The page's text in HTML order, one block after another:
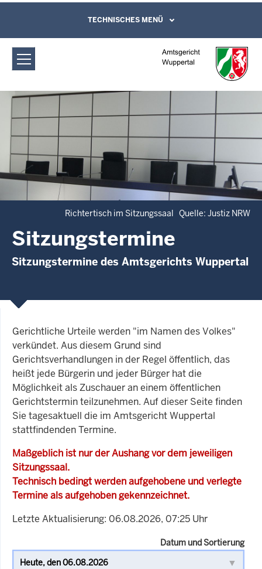
Amtsgericht Wuppertal:
Sitzungstermine
Direkt zum Inhalt
Leichte Sprache, Gebärdensprachenvideo
und Kontaktformular
TECHNISCHES MENÜ
Richtertisch im Sitzungssaal Quelle: Justiz NRW
Sitzungstermine
Sitzungstermine des Amtsgerichts Wuppertal
Gerichtliche Urteile werden "im Namen des Volkes"
verkündet. Aus diesem Grund sind
Gerichtsverhandlungen in der Regel öffentlich, das
heißt jede Bürgerin und jeder Bürger hat die
Möglichkeit als Zuschauer an einem öffentlichen
Gerichtstermin teilzunehmen. Auf dieser Seite finden
Sie tagesaktuell die im Amtsgericht Wuppertal
stattfindenden Termine.
Maßgeblich ist nur der Aushang vor dem jeweiligen
Sitzungssaal.
Technisch bedingt werden aufgehobene und verlegte
Termine als aufgehoben gekennzeichnet.
Letzte Aktualisierung: 06.08.2026, 07:25 Uhr
Datum und Sortierung